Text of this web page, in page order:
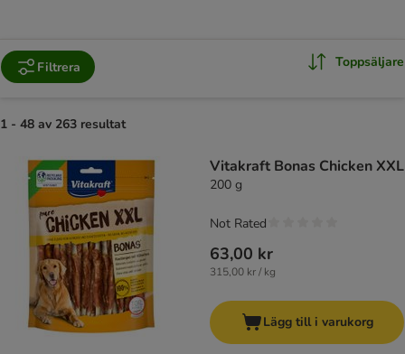
Filtrera Toppsäljare
1 - 48 av 263 resultat
Vitakraft Bonas Chicken XXL
200 g
63,00 kr
315,00 kr / kg
Not Rated
Lägg till i varukorg